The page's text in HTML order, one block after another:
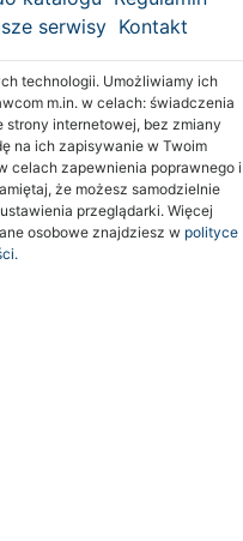
serwisy Kontakt
technologii. Umożliwiamy ich
m.in. w celach: świadczenia
strony internetowej, bez zmiany
na ich zapisywanie w Twoim
celach zapewnienia poprawnego i
że możesz samodzielnie
przeglądarki. Więcej
osobowe znajdziesz w polityce